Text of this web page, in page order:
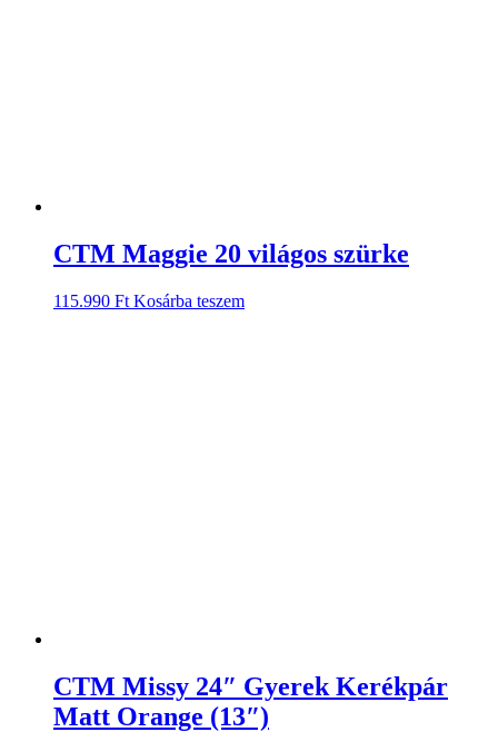
CTM Maggie 20 világos szürke
115.990 Ft Kosárba teszem
CTM Missy 24″ Gyerek Kerékpár
Matt Orange (13″)